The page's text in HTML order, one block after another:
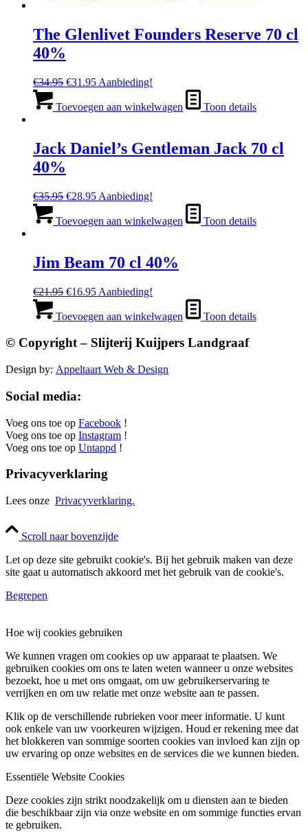
The Glenlivet Founders Reserve 70 cl
40%
€34.95 Oorspronkelijke
was:
€31.95Huidige
is:
Aanbieding!
Toevoegen aan winkelwagen Toon details
Jack Daniel’s Gentleman Jack 70 cl
40%
€35.95 Oorspronkelijke
was:
€28.95Huidige
is:
Aanbieding!
Toevoegen aan winkelwagen Toon details
Jim Beam 70 cl 40%
€21.95 Oorspronkelijke
was:
€16.95Huidige
is:
Aanbieding!
Toevoegen aan winkelwagen Toon details
© Copyright – Slijterij Kuijpers Landgraaf
Design by: Appeltaart Web & Design
Social media:
Voeg ons toe op Facebook !
Voeg ons toe op Instagram !
Voeg ons toe op Untappd !
Privacyverklaring
Lees onze Privacyverklaring.
Scroll naar bovenzijde
Let op deze site gebruikt cookie's. Bij het gebruik maken van deze
site gaat u automatisch akkoord met het gebruik van de cookie's.
Begrepen
Hoe wij cookies gebruiken
We kunnen vragen om cookies op uw apparaat te plaatsen. We
gebruiken cookies om ons te laten weten wanneer u onze websites
bezoekt, hoe u met ons omgaat, om uw gebruikerservaring te
verrijken en om uw relatie met onze website aan te passen.
Klik op de verschillende rubrieken voor meer informatie. U kunt
ook enkele van uw voorkeuren wijzigen. Houd er rekening mee dat
het blokkeren van sommige soorten cookies van invloed kan zijn op
uw ervaring op onze websites en de services die we kunnen bieden.
Essentiële Website Cookies
Deze cookies zijn strikt noodzakelijk om u diensten aan te bieden
die beschikbaar zijn via onze website en om sommige functies ervan
te gebruiken.